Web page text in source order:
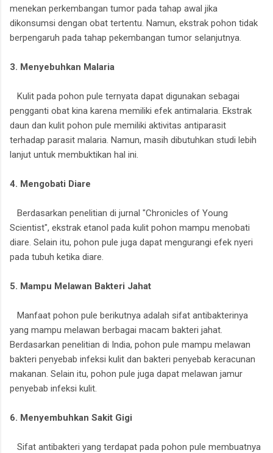
menekan perkembangan tumor pada tahap awal jika
dikonsumsi dengan obat tertentu. Namun, ekstrak pohon tidak
berpengaruh pada tahap pekembangan tumor selanjutnya.
3. Menyebuhkan Malaria
Kulit pada pohon pule ternyata dapat digunakan sebagai
pengganti obat kina karena memiliki efek antimalaria. Ekstrak
daun dan kulit pohon pule memiliki aktivitas antiparasit
terhadap parasit malaria. Namun, masih dibutuhkan studi lebih
lanjut untuk membuktikan hal ini.
4. Mengobati Diare
Berdasarkan penelitian di jurnal "Chronicles of Young
Scientist", ekstrak etanol pada kulit pohon mampu menobati
diare. Selain itu, pohon pule juga dapat mengurangi efek nyeri
pada tubuh ketika diare.
5. Mampu Melawan Bakteri Jahat
Manfaat pohon pule berikutnya adalah sifat antibakterinya
yang mampu melawan berbagai macam bakteri jahat.
Berdasarkan penelitian di India, pohon pule mampu melawan
bakteri penyebab infeksi kulit dan bakteri penyebab keracunan
makanan. Selain itu, pohon pule juga dapat melawan jamur
penyebab infeksi kulit.
6. Menyembuhkan Sakit Gigi
Sifat antibakteri yang terdapat pada pohon pule membuatnya